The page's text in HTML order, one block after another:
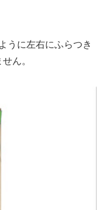
うに左右にふらつき
ん。